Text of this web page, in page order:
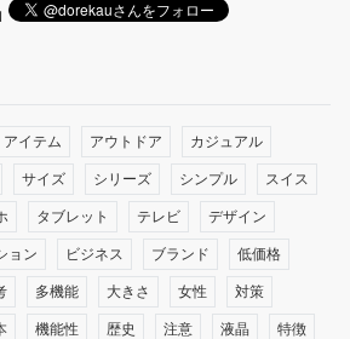
アイテム アウトドア カジュアル
サイズ シリーズ シンプル スイス
タブレット テレビ デザイン
ョン ビジネス ブランド 低価格
多機能 大きさ 女性 対策
機能性 歴史 注意 液晶 特徴